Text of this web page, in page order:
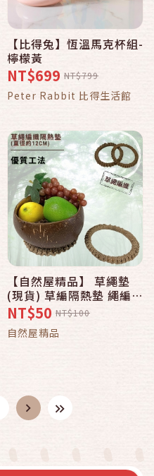
【比得兔】恆溫馬克杯組-
檸檬黃
NT$699 NT$799
Peter Rabbit 比得生活館
【自然屋精品】 草繩墊
(現貨) 草編隔熱墊 繩編杯
墊 隔熱墊 草繩圈圈 編織
圈圈 草繩鳥玩具 寵物實
木杯墊(12cm)
NT$50 NT$100
自然屋精品